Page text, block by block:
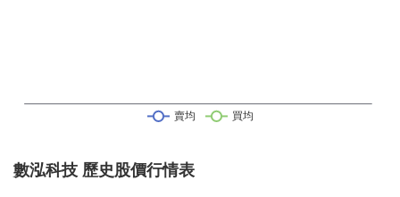
數泓科技 歷史股價行情表